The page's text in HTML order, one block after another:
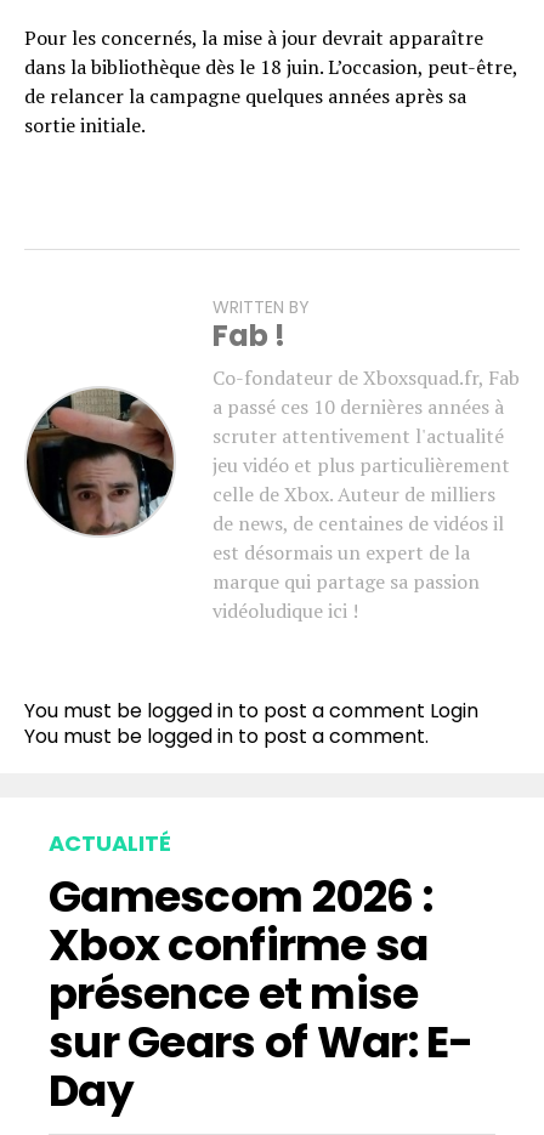
Pour les concernés, la mise à jour devrait apparaître
dans la bibliothèque dès le 18 juin. L’occasion, peut-être,
de relancer la campagne quelques années après sa
sortie initiale.
WRITTEN BY
Fab !
Co-fondateur de Xboxsquad.fr, Fab
a passé ces 10 dernières années à
scruter attentivement l'actualité
jeu vidéo et plus particulièrement
celle de Xbox. Auteur de milliers
de news, de centaines de vidéos il
est désormais un expert de la
marque qui partage sa passion
vidéoludique ici !
You must be logged in to post a comment Login
You must be logged in to post a comment.
ACTUALITÉ
Gamescom 2026 :
Xbox confirme sa
présence et mise
sur Gears of War: E-
Day